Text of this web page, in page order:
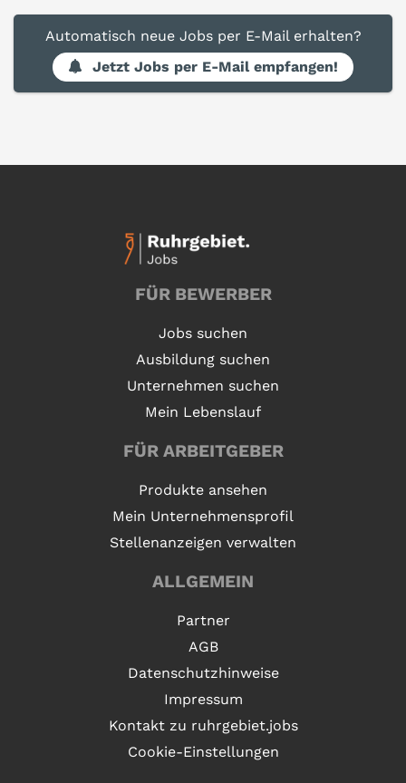
Automatisch neue Jobs per E-Mail erhalten?
Jetzt Jobs per E-Mail empfangen!
FÜR BEWERBER
Jobs suchen
Ausbildung suchen
Unternehmen suchen
Mein Lebenslauf
FÜR ARBEITGEBER
Produkte ansehen
Mein Unternehmensprofil
Stellenanzeigen verwalten
ALLGEMEIN
Partner
AGB
Datenschutzhinweise
Impressum
Kontakt zu ruhrgebiet.jobs
Cookie-Einstellungen